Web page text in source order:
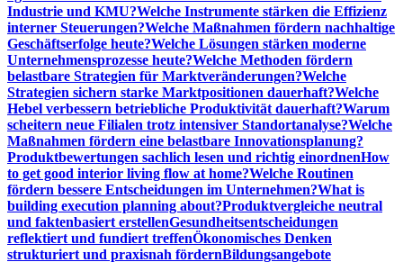
Industrie und KMU?Welche Instrumente stärken die Effizienz
interner Steuerungen?Welche Maßnahmen fördern nachhaltige
Geschäftserfolge heute?Welche Lösungen stärken moderne
Unternehmensprozesse heute?Welche Methoden fördern
belastbare Strategien für Marktveränderungen?Welche
Strategien sichern starke Marktpositionen dauerhaft?Welche
Hebel verbessern betriebliche Produktivität dauerhaft?Warum
scheitern neue Filialen trotz intensiver Standortanalyse?Welche
Maßnahmen fördern eine belastbare Innovationsplanung?
Produktbewertungen sachlich lesen und richtig einordnenHow
to get good interior living flow at home?Welche Routinen
fördern bessere Entscheidungen im Unternehmen?What is
building execution planning about?Produktvergleiche neutral
und faktenbasiert erstellenGesundheitsentscheidungen
reflektiert und fundiert treffenÖkonomisches Denken
strukturiert und praxisnah fördernBildungsangebote